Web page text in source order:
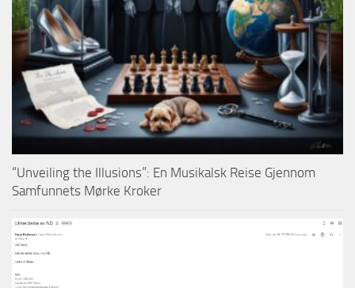
“Unveiling the Illusions”: En Musikalsk Reise Gjennom
Samfunnets Mørke Kroker